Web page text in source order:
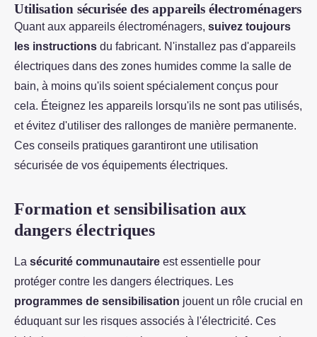
Utilisation sécurisée des appareils électroménagers
Quant aux appareils électroménagers, suivez toujours
les instructions du fabricant. N'installez pas d'appareils
électriques dans des zones humides comme la salle de
bain, à moins qu'ils soient spécialement conçus pour
cela. Éteignez les appareils lorsqu'ils ne sont pas utilisés,
et évitez d'utiliser des rallonges de manière permanente.
Ces conseils pratiques garantiront une utilisation
sécurisée de vos équipements électriques.
Formation et sensibilisation aux
dangers électriques
La sécurité communautaire est essentielle pour
protéger contre les dangers électriques. Les
programmes de sensibilisation jouent un rôle crucial en
éduquant sur les risques associés à l'électricité. Ces